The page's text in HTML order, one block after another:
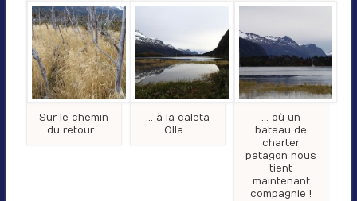
Sur le chemin
du retour…
… à la caleta
Olla…
… où un
bateau de
charter
patagon nous
tient
maintenant
compagnie !